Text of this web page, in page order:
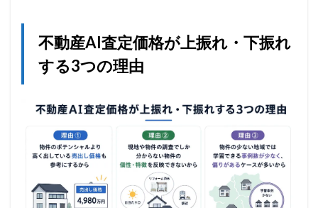
不動産AI査定価格が上振れ・下振れ
する3つの理由